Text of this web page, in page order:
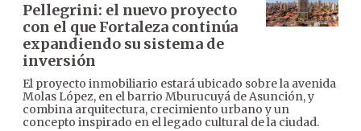
Pellegrini: el nuevo proyecto
con el que Fortaleza continúa
expandiendo su sistema de
inversión
El proyecto inmobiliario estará ubicado sobre la avenida
Molas López, en el barrio Mburucuyá de Asunción, y
combina arquitectura, crecimiento urbano y un
concepto inspirado en el legado cultural de la ciudad.